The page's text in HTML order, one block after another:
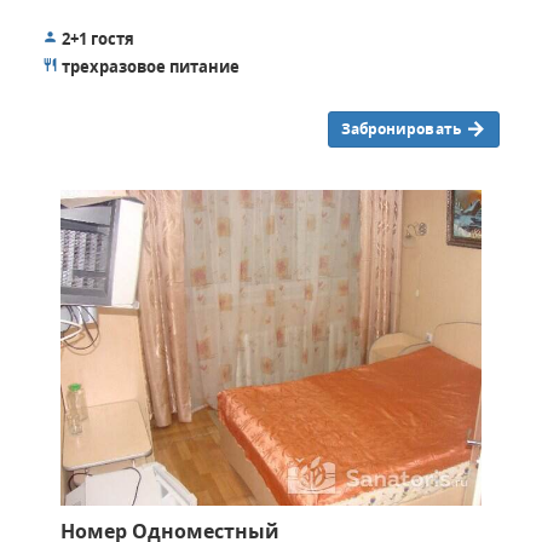
Тем, кто предпочитает активный досуг, понравится
устраиваются соревнования и игры между постояльцами.
А большой выбор настольных игр позволит скоротать
вечер в интересной компании.
2+1 гостя
трехразовое питание
Забронировать
Номер Одноместный